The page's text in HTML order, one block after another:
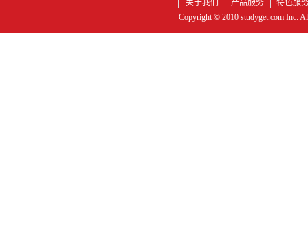
关于我们 产品服务
特色服
Copyright © 2010 studyget.com Inc.